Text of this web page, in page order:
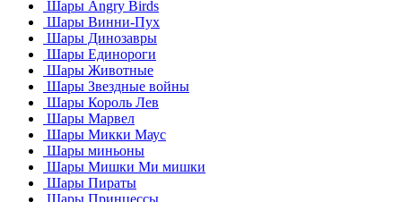
Шары Angry Birds
Шары Винни-Пух
Шары Динозавры
Шары Единороги
Шары Животные
Шары Звездные войны
Шары Король Лев
Шары Марвел
Шары Микки Маус
Шары миньоны
Шары Мишки Ми мишки
Шары Пираты
Шары Принцессы